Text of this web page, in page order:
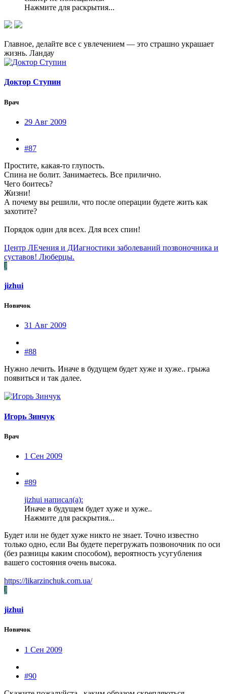
Нажмите для раскрытия...
Главное, делайте все с увлечением — это страшно украшает
жизнь. Ландау
Доктор Ступин
Врач
29 Авг 2009
#87
Простите, какая-то глупость.
Спина не болит. Занимаетесь. Все прилично.
Чего боитесь?
Жизни!
А почему вы решили, что после операции будете жить как
захотите?
Порядок один для всех. Для всех спин!
Центр ЛЕчения и ДИагностики заболеваний позвоночника и
суставов! Люберцы.
J
jizhui
Новичок
31 Авг 2009
#88
Нужно лечить. Иначе в будущем будет хуже и хуже.. грыжа
появиться и так далее.
Игорь Зинчук
Врач
1 Сен 2009
#89
jizhui написал(а):
Иначе в будущем будет хуже и хуже..
Нажмите для раскрытия...
Будет или не будет хуже никто не знает. Точно известно
только одно, если Вы будете перегружать позвоночник по оси
(без разницы каким способом), вероятность усугубления
вашего состояния очень высока.
https://likarzinchuk.com.ua/
J
jizhui
Новичок
1 Сен 2009
#90